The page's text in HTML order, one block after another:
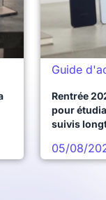
Guide
Rentrée
pour
suivis
05/08/